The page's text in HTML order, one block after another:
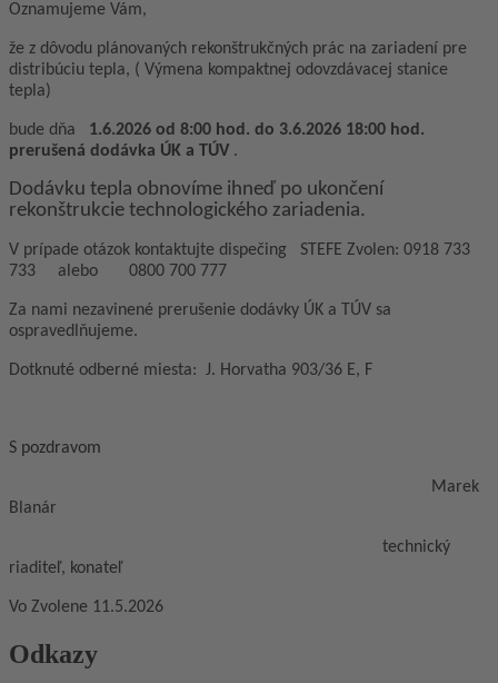
Oznamujeme Vám,
že z dôvodu plánovaných rekonštrukčných prác na zariadení pre
distribúciu tepla, ( Výmena kompaktnej odovzdávacej stanice
tepla)
bude dňa 1.6.2026 od 8:00 hod. do 3.6.2026 18:00 hod.
prerušená dodávka ÚK a TÚV .
Dodávku tepla obnovíme ihneď po ukončení
rekonštrukcie technologického zariadenia.
V prípade otázok kontaktujte dispečing STEFE Zvolen: 0918 733
733 alebo 0800 700 777
Za nami nezavinené prerušenie dodávky ÚK a TÚV sa
ospravedlňujeme.
Dotknuté odberné miesta: J. Horvatha 903/36 E, F
S pozdravom
Marek
Blanár
technický
riaditeľ, konateľ
Vo Zvolene 11.5.2026
Odkazy